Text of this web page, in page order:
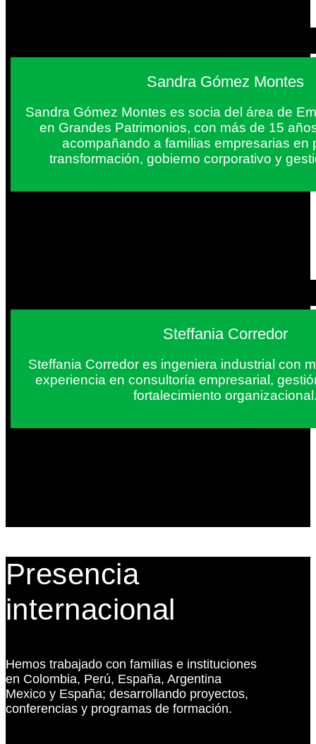
Sandra Gómez Montes
Sandra Gómez Montes es socia del área de
en Grandes Patrimonios, con más de 15
acompañando a familias empresarias en
transformación, gobierno corporativo y
Steffania Corredor
Steffania Corredor es ingeniera industrial con
experiencia en consultoría empresarial,
fortalecimiento
Presencia
internacional
Hemos trabajado con familias e instituciones
en Colombia, Perú, España, Argentina
Mexico y España; desarrollando proyectos,
conferencias y programas de formación.